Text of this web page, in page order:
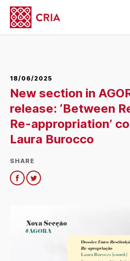
18/06/2025
New section in
release: ‘Between
Re-appropriation’
Laura Burocco
SHARE